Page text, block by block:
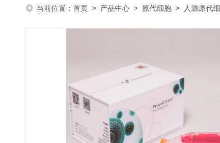
当前位置： 首页 > 产品中心 > 原代细胞 > 人源原代